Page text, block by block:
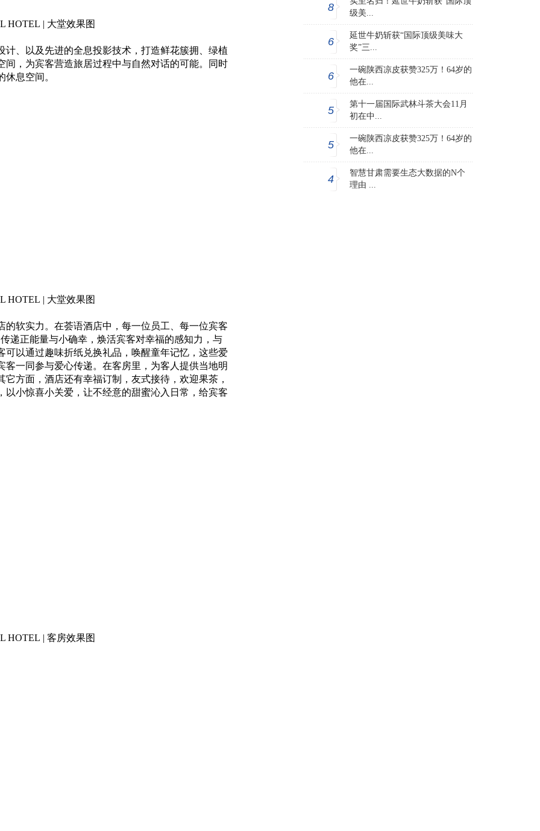
HOTEL | 大堂效果图
、以及先进的全息投影技术，打造鲜花簇拥、绿植
间，为宾客营造旅居过程中与自然对话的可能。同时
息空间。
HOTEL | 大堂效果图
软实力。在荟语酒店中，每一位员工、每一位宾客
递正能量与小确幸，焕活宾客对幸福的感知力，与
以通过趣味折纸兑换礼品，唤醒童年记忆，这些爱
一同参与爱心传递。在客房里，为客人提供当地明
方面，酒店还有幸福订制，友式接待，欢迎果茶，
小惊喜小关爱，让不经意的甜蜜沁入日常，给宾客
HOTEL | 客房效果图
8
级美...
6
延世牛奶斩获“国际顶级美味大
奖”三...
6
一碗陕西凉皮获赞325万！64岁的
他在...
5
第十一届国际武林斗茶大会11月
初在中...
5
一碗陕西凉皮获赞325万！64岁的
他在...
4
智慧甘肃需要生态大数据的N个
理由 ...